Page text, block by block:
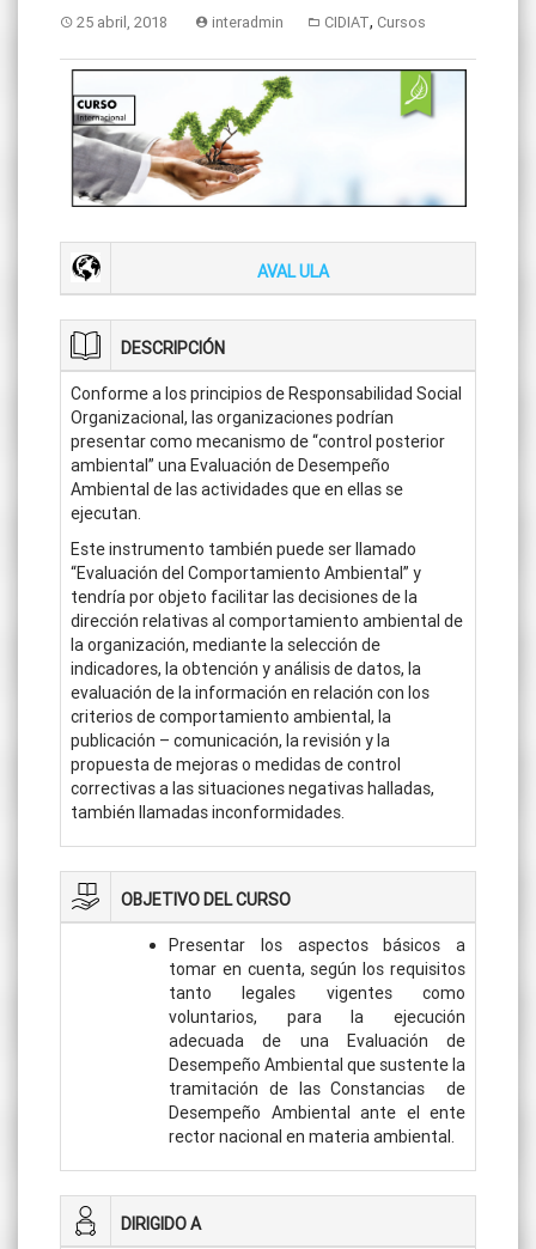
25 abril, 2018 interadmin CIDIAT, Cursos
AVAL ULA
DESCRIPCIÓN
Conforme a los principios de Responsabilidad Social
Organizacional, las organizaciones podrían
presentar como mecanismo de “control posterior
ambiental” una Evaluación de Desempeño
Ambiental de las actividades que en ellas se
ejecutan.
Este instrumento también puede ser llamado
“Evaluación del Comportamiento Ambiental” y
tendría por objeto facilitar las decisiones de la
dirección relativas al comportamiento ambiental de
la organización, mediante la selección de
indicadores, la obtención y análisis de datos, la
evaluación de la información en relación con los
criterios de comportamiento ambiental, la
publicación – comunicación, la revisión y la
propuesta de mejoras o medidas de control
correctivas a las situaciones negativas halladas,
también llamadas inconformidades.
OBJETIVO DEL CURSO
Presentar los aspectos básicos a
tomar en cuenta, según los requisitos
tanto legales vigentes como
voluntarios, para la ejecución
adecuada de una Evaluación de
Desempeño Ambiental que sustente la
tramitación de las Constancias de
Desempeño Ambiental ante el ente
rector nacional en materia ambiental.
DIRIGIDO A